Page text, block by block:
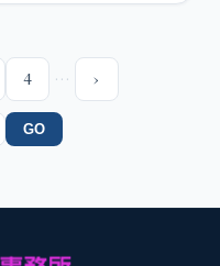
4 … ›
GO